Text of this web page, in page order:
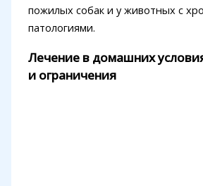
пожилых собак и у животных с
патологиями.
Лечение в домашних
и ограничения